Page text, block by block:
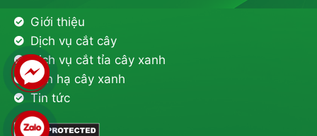
Giới thiệu
Dịch vụ cắt cây
Dịch vụ cắt tỉa cây xanh
Đốn hạ cây xanh
Tin tức